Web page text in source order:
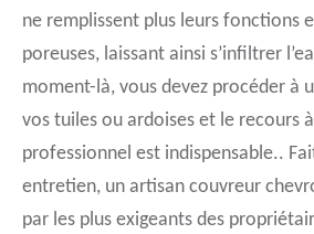
ne remplissent plus leurs fonctions
poreuses, laissant ainsi s’infiltrer
moment-là, vous devez procéder à
vos tuiles ou ardoises et le recours
professionnel est indispensable..
entretien, un artisan couvreur
par les plus exigeants des